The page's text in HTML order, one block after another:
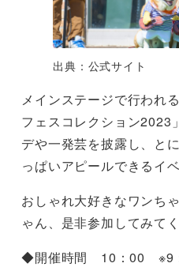
出典：公式サイト
メインステージで行われ
フェスコレクション2023
デや一発芸を披露し、と
っぱいアピールできるイ
おしゃれ大好きなワンち
ゃん、是非参加してみて
◆開催時間 10：00 ※9